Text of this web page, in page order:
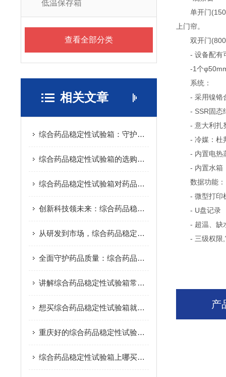
低温保存箱
查看全部分类
相关文章
综合药品稳定性试验箱：守护药品质量的关键仪器
综合药品稳定性试验箱的选购指南与应用分析
综合药品稳定性试验箱对药品安全有什么保障？
创新科技领未来：综合药品稳定性试验箱的新进展
从研发到市场，综合药品稳定性试验箱助力药品全生命周期管理
全面守护药品质量：综合药品稳定性试验箱的应用与优势
讲解综合药品稳定性试验箱常见的故障问题与解决方法？
想买综合药品稳定性试验箱就来创测科技|综合药品稳定性试验箱
重庆好的综合药品稳定性试验箱|重庆综合药品稳定性试验箱
综合药品稳定性试验箱上哪买比较好，电热恒温培养箱价格行情
单开门(150L
上门帘。
双开门(800L
- 设备配有可
-1个φ50mm
系统：
- 采用镍铬合
- SSR固态
- 意大利扎
- 冷媒：杜邦
- 内置电热蒸
- 内置水箱
数据功能：
- 微型打印机
- U盘记录
- 超温、缺
- 三级权限,
产